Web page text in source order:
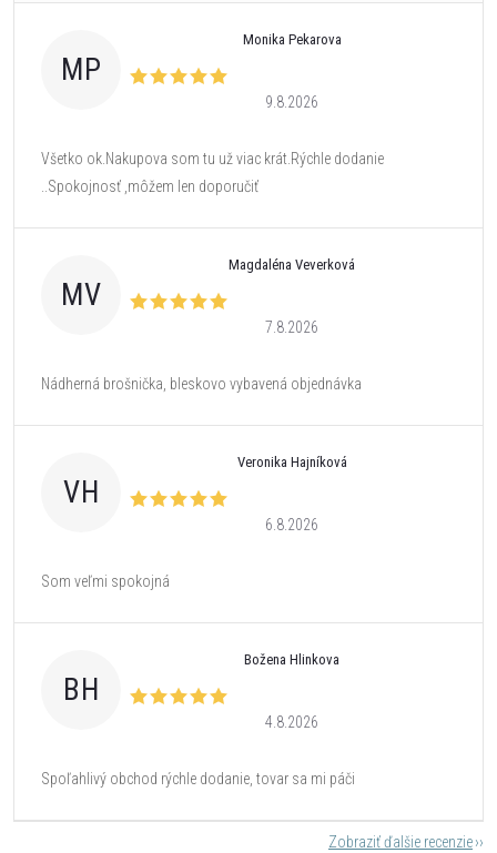
MP
Monika Pekarova
9.8.2026
Všetko ok.Nakupova som tu už viac krát.Rýchle dodanie
..Spokojnosť ,môžem len doporučiť
MV
Magdaléna Veverková
7.8.2026
Nádherná brošnička, bleskovo vybavená objednávka
VH
Veronika Hajníková
6.8.2026
Som veľmi spokojná
BH
Božena Hlinkova
4.8.2026
Spoľahlivý obchod rýchle dodanie, tovar sa mi páči
Zobraziť ďalšie recenzie